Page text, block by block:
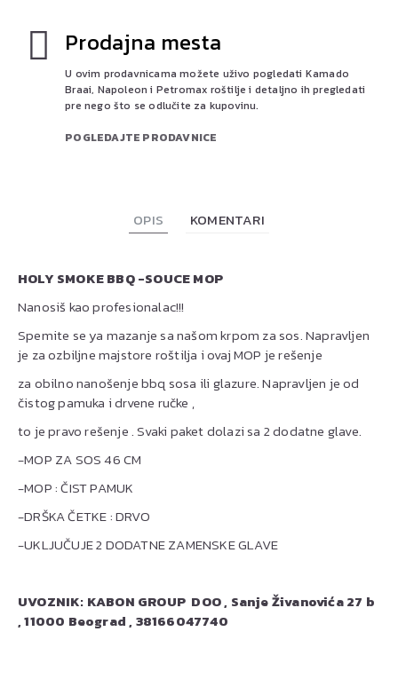
Prodajna mesta
U ovim prodavnicama možete uživo pogledati Kamado
Braai, Napoleon i Petromax roštilje i detaljno ih pregledati
pre nego što se odlučite za kupovinu.
POGLEDAJTE PRODAVNICE
OPIS KOMENTARI
HOLY SMOKE BBQ -SOUCE MOP
Nanosiš kao profesionalac!!!
Spemite se ya mazanje sa našom krpom za sos. Napravljen
je za ozbiljne majstore roštilja i ovaj MOP je rešenje
za obilno nanošenje bbq sosa ili glazure. Napravljen je od
čistog pamuka i drvene ručke ,
to je pravo rešenje . Svaki paket dolazi sa 2 dodatne glave.
-MOP ZA SOS 46 CM
-MOP : ČIST PAMUK
-DRŠKA ČETKE : DRVO
-UKLJUČUJE 2 DODATNE ZAMENSKE GLAVE
UVOZNIK: KABON GROUP DOO , Sanje Živanovića 27 b
, 11000 Beograd , 38166047740